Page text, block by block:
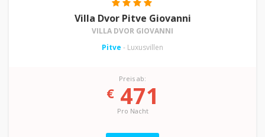
Villa Dvor Pitve Giovanni
VILLA DVOR GIOVANNI
Pitve - Luxusvillen
Preis ab:
€471
Pro Nacht